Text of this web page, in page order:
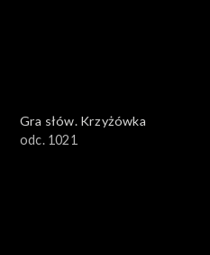
Gra słów. Krzyżówka
odc. 1021